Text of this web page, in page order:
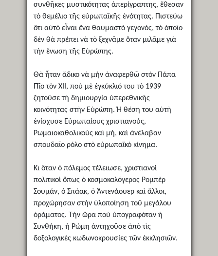
συνθῆκες μυστικότητας ἀπερίγραπτης, ἔθεσαν
τὸ θεμέλιο τῆς εὐρωπαϊκῆς ἑνότητας. Πιστεύω
ὅτι αὐτὸ εἶναι ἕνα θαυμαστὸ γεγονός, τὸ ὁποῖο
δὲν θὰ πρέπει νὰ τὸ ξεχνᾶμε ὅταν μιλᾶμε γιὰ
τὴν ἕνωση τῆς Εὐρώπης.
Θὰ ἦταν ἄδικο νὰ μὴν ἀναφερθῶ στὸν Πάπα
Πῖο τὸν ΧΙΙ, ποὺ μὲ ἐγκύκλιό του τὸ 1939
ζητοῦσε τὴ δημιουργία ὑπερεθνικῆς
κοινότητας στὴν Εὐρώπη. Ἡ θέση του αὐτὴ
ἐνίσχυσε Εὐρωπαίους χριστιανούς,
Ρωμαιοκαθολικοὺς καὶ μή, καὶ ἀνέλαβαν
σπουδαῖο ρόλο στὸ εὐρωπαϊκὸ κίνημα.
Κι ὅταν ὁ πόλεμος τέλειωσε, χριστιανοὶ
πολιτικοὶ ὅπως ὁ κοσμοκαλόγερος Ρομπὲρ
Σουμάν, ὁ Σπάακ, ὁ Ἀντενάουερ καὶ ἄλλοι,
προχώρησαν στὴν ὑλοποίηση τοῦ μεγάλου
ὁράματος. Τὴν ὥρα ποὺ ὑπογραφόταν ἡ
Συνθήκη, ἡ Ρώμη ἀντηχοῦσε ἀπὸ τὶς
δοξολογικὲς κωδωνοκρουσίες τῶν ἐκκλησιῶν.